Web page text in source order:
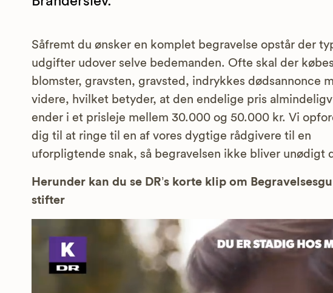
Såfremt du ønsker en komplet begravelse opstår der
udgifter udover selve bedemanden. Ofte skal der
blomster, gravsten, gravsted, indrykkes dødsannonce
videre, hvilket betyder, at den endelige pris
ender i et prisleje mellem 30.000 og 50.000 kr. Vi
dig til at ringe til en af vores dygtige rådgivere til en
uforpligtende snak, så begravelsen ikke bliver unødigt
Herunder kan du se DR’s korte klip om
stifter